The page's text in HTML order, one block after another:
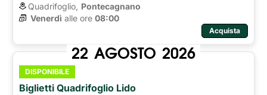
Quadrifoglio, Pontecagnano
Venerdì alle ore 08:00
Acquista
22 AGOSTO 2026
DISPONIBILE
Biglietti Quadrifoglio Lido